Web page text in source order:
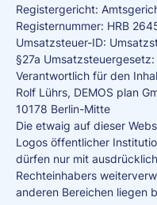
Registergericht:
Registernummer: HRB
Umsatzsteuer-ID:
§27a
Verantwortlich für den
Rolf Lührs, DEMOS plan
10178 Berlin-Mitte
Die etwaig auf dieser
Logos öffentlicher
dürfen nur mit
Rechteinhabers
anderen Bereichen liegen